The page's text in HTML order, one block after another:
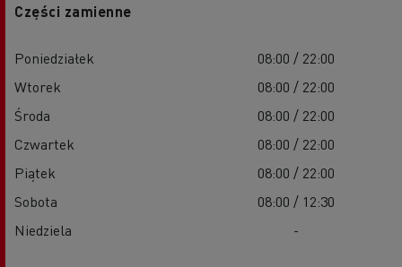
Części zamienne
Poniedziałek
08:00 / 22:00
Wtorek
08:00 / 22:00
Środa
08:00 / 22:00
Czwartek
08:00 / 22:00
Piątek
08:00 / 22:00
Sobota
08:00 / 12:30
Niedziela
-